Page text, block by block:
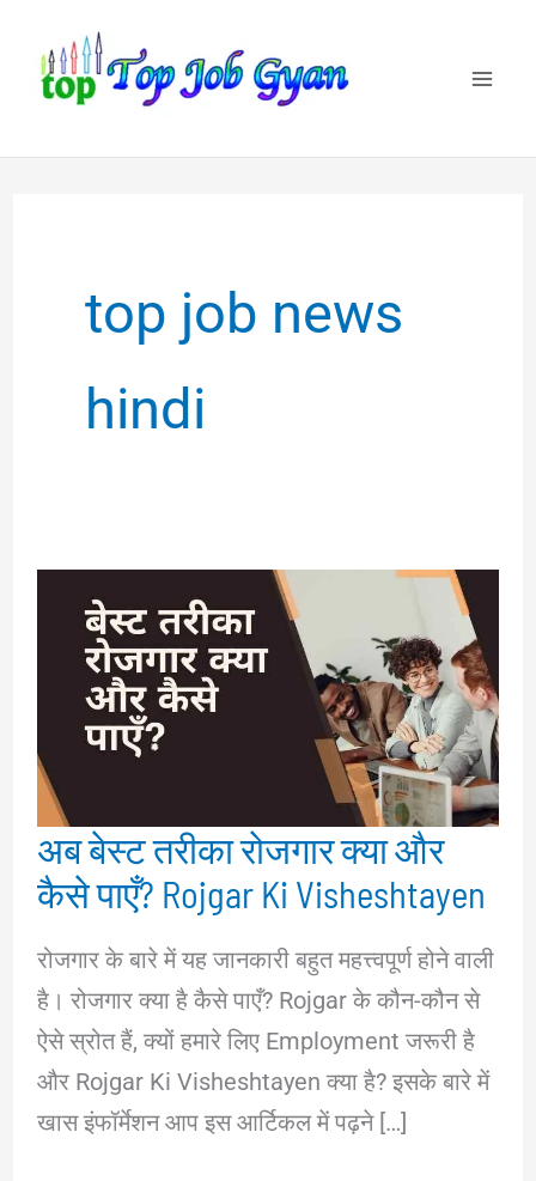
content
top job news
hindi
अब बेस्ट तरीका रोजगार क्या और
कैसे पाएँ? Rojgar Ki Visheshtayen
रोजगार के बारे में यह जानकारी बहुत महत्त्वपूर्ण होने वाली
है। रोजगार क्या है कैसे पाएँ? Rojgar के कौन-कौन से
ऐसे स्रोत हैं, क्यों हमारे लिए Employment जरूरी है
और Rojgar Ki Visheshtayen क्या है? इसके बारे में
खास इंफॉर्मेशन आप इस आर्टिकल में पढ़ने […]